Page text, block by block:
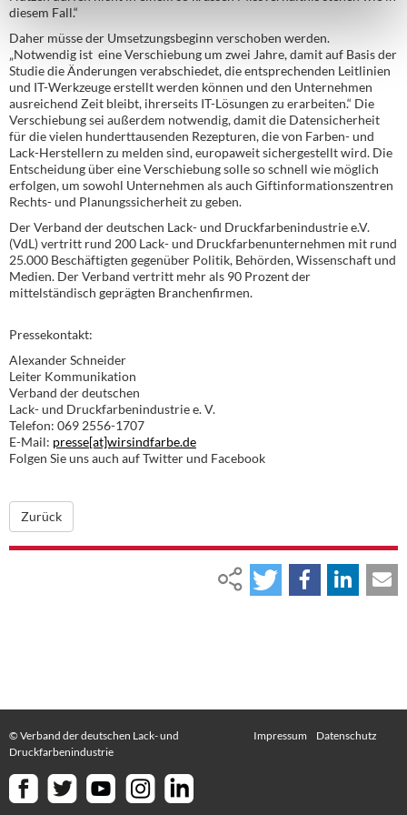
diesem Fall.“
Daher müsse der Umsetzungsbeginn verschoben werden.
„Notwendig ist eine Verschiebung um zwei Jahre, damit auf Basis der
Studie die Änderungen verabschiedet, die entsprechenden Leitlinien
und IT-Werkzeuge erstellt werden können und den Unternehmen
ausreichend Zeit bleibt, ihrerseits IT-Lösungen zu erarbeiten.“ Die
Verschiebung sei außerdem notwendig, damit die Datensicherheit
für die vielen hunderttausenden Rezepturen, die von Farben- und
Lack-Herstellern zu melden sind, europaweit sichergestellt wird. Die
Entscheidung über eine Verschiebung solle so schnell wie möglich
erfolgen, um sowohl Unternehmen als auch Giftinformationszentren
Rechts- und Planungssicherheit zu geben.
Der Verband der deutschen Lack- und Druckfarbenindustrie e.V.
(VdL) vertritt rund 200 Lack- und Druckfarbenunternehmen mit rund
25.000 Beschäftigten gegenüber Politik, Behörden, Wissenschaft und
Medien. Der Verband vertritt mehr als 90 Prozent der
mittelständisch geprägten Branchenfirmen.
Pressekontakt:
Alexander Schneider
Leiter Kommunikation
Verband der deutschen
Lack- und Druckfarbenindustrie e. V.
Telefon: 069 2556-1707
E-Mail: presse[at]wirsindfarbe.de
Folgen Sie uns auch auf Twitter und Facebook
Zurück
© Verband der deutschen Lack- und
Druckfarbenindustrie
Impressum Datenschutz